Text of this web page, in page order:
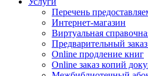
Перечень
Интернет-магазин
Виртуальная
Предварительный
Online продление книг
Online заказ копий